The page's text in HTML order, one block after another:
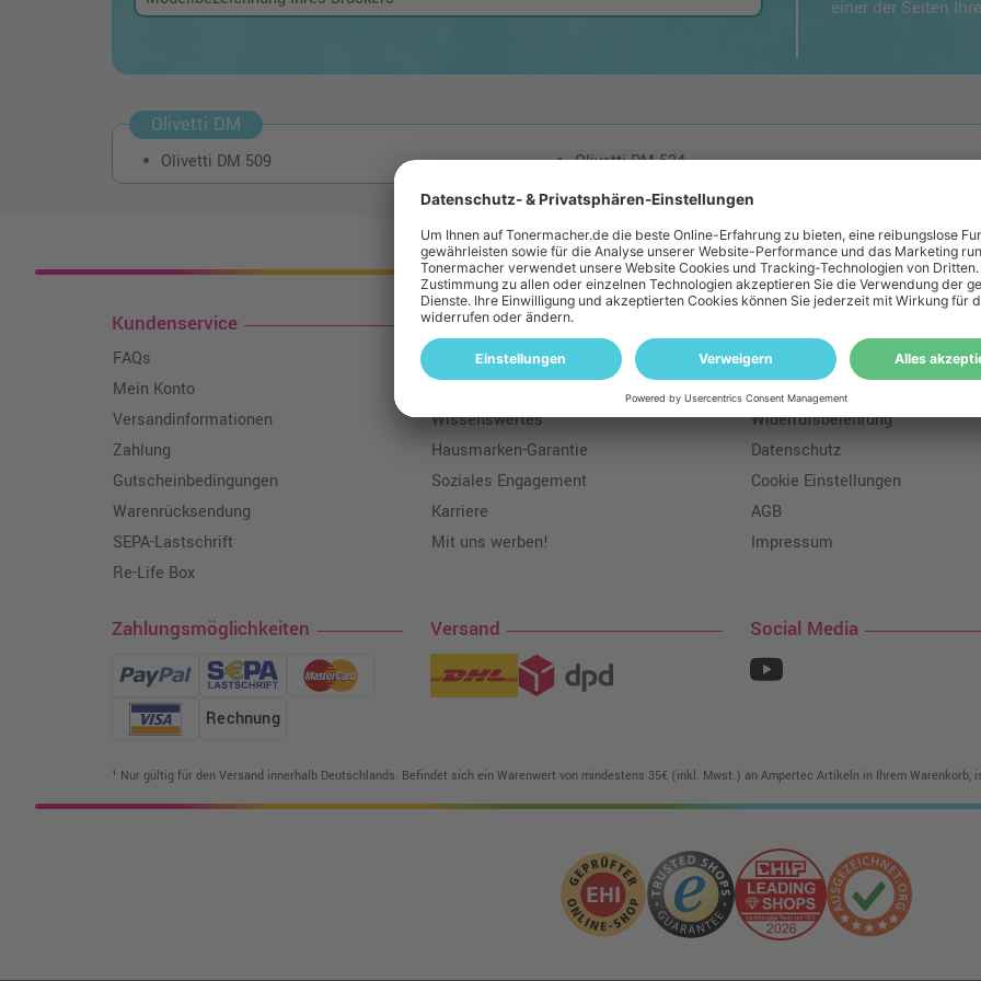
einer der Seiten
Olivetti DM
Olivetti DM 509 Olivetti DM 524
Kostenloser Versand: ab einem Ampertec Warenwert von 35€ liefern wir
Kundenservice
FAQs
Mein Konto
Versandinformationen
Zahlung
Gutscheinbedingungen
Warenrücksendung
SEPA-Lastschrift
Re-Life Box
Tonermacher
Über uns
Wissenswertes
Hausmarken-Garantie
Soziales Engagement
Karriere
Mit uns werben!
Geld-Zurück-Garantie
Batteriegesetz
Widerrufsbelehrung
Datenschutz
Cookie Einstellungen
AGB
Impressum
Zahlungsmöglichkeiten
Rechnung
Versand Social Media
¹ Nur gültig für den Versand innerhalb Deutschlands. Befindet sich ein Warenwert von mindestens 35€ (inkl. Mwst.) an Ampertec Artikeln in Ihrem Warenkorb,